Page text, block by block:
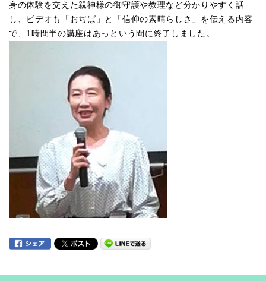
身の体験を交えた親神様の御守護や教理など分かりやすく話
し、ビデオも「おぢば」と「信仰の素晴らしさ」を伝える内容
で、1時間半の講座はあっという間に終了しました。